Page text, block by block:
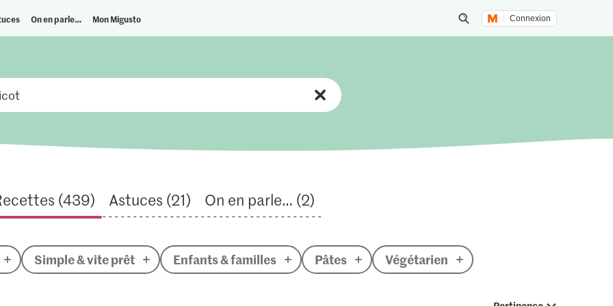
On en parle… Mon Migusto
Lancer une recherche
Connexion
(439) Astuces (21) On en parle… (2)
Simple & vite prêt Enfants & familles Pâtes Végétarien